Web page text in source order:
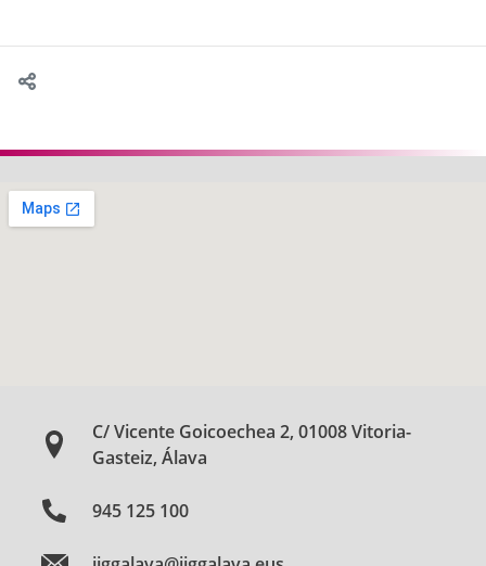
C/ Vicente Goicoechea 2, 01008 Vitoria-
Gasteiz, Álava
945 125 100